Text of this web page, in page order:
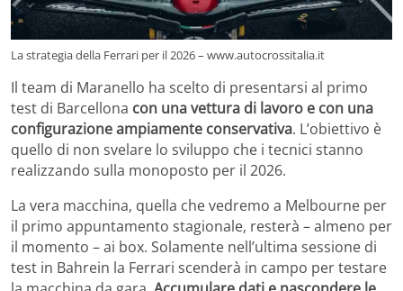
La strategia della Ferrari per il 2026 – www.autocrossitalia.it
Il team di Maranello ha scelto di presentarsi al primo
test di Barcellona con una vettura di lavoro e con una
configurazione ampiamente conservativa. L’obiettivo è
quello di non svelare lo sviluppo che i tecnici stanno
realizzando sulla monoposto per il 2026.
La vera macchina, quella che vedremo a Melbourne per
il primo appuntamento stagionale, resterà – almeno per
il momento – ai box. Solamente nell’ultima sessione di
test in Bahrein la Ferrari scenderà in campo per testare